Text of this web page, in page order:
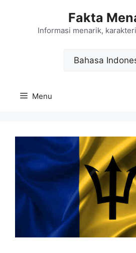
Fakta
Informasi menarik,
Choose
Menu